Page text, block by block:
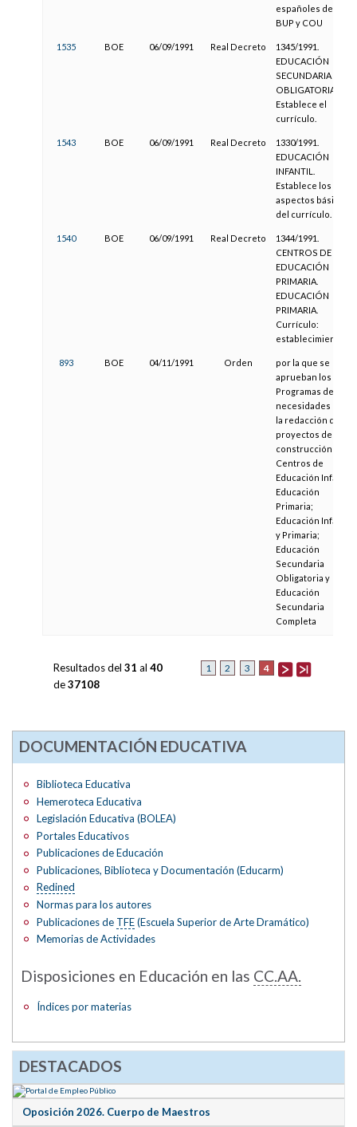
españoles de EGB,
BUP y COU
1535 BOE 06/09/1991 Real Decreto
1345/1991.
EDUCACIÓN
SECUNDARIA
OBLIGATORIA.
Establece el
currículo.
1543 BOE 06/09/1991 Real Decreto
1330/1991.
EDUCACIÓN
INFANTIL.
Establece los
aspectos básicos
del currículo.
1540 BOE 06/09/1991 Real Decreto
1344/1991.
CENTROS DE
EDUCACIÓN
PRIMARIA.
EDUCACIÓN
PRIMARIA.
Currículo:
establecimiento.
893 BOE 04/11/1991 Orden
por la que se
aprueban los
Programas de
necesidades para
la redacción de los
proyectos de
construcción de
Centros de
Educación Infantil;
Educación
Primaria;
Educación Infantil
y Primaria;
Educación
Secundaria
Obligatoria y
Educación
Secundaria
Completa
1 2 3 4
Resultados del 31 al 40
de37108
DOCUMENTACIÓN EDUCATIVA
Biblioteca Educativa
Hemeroteca Educativa
Legislación Educativa (BOLEA)
Portales Educativos
Publicaciones de Educación
Publicaciones, Biblioteca y Documentación (Educarm)
Redined
Normas para los autores
Publicaciones de TFE(Escuela Superior de Arte Dramático)
Memorias de Actividades
Disposiciones en Educación en las CC.AA.
Índices por materias
DESTACADOS
Oposición 2026. Cuerpo de Maestros